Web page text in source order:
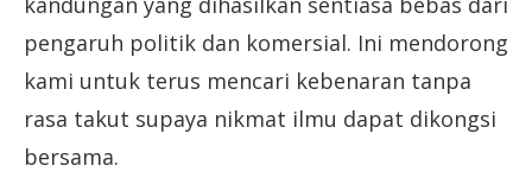
pengaruh politik dan komersial. Ini mendorong
kami untuk terus mencari kebenaran tanpa
rasa takut supaya nikmat ilmu dapat dikongsi
bersama.